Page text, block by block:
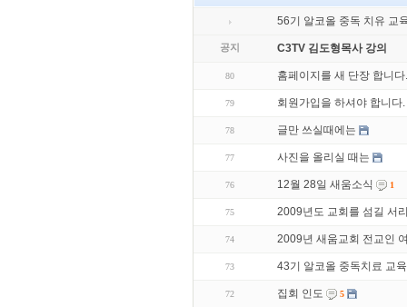
56기 알코올 중독 치유 교
공지 C3TV 김도형목사 강의
80 홈페이지를 새 단장 합니다.
79 회원가입을 하셔야 합니다.
78 글만 쓰실때에는
77 사진을 올리실 때는
76 12월 28일 새움소식 1
75 2009년도 교회를 섬길 서
74 2009년 새움교회 전교인
73 43기 알코올 중독치료 교
72 집회 인도 5